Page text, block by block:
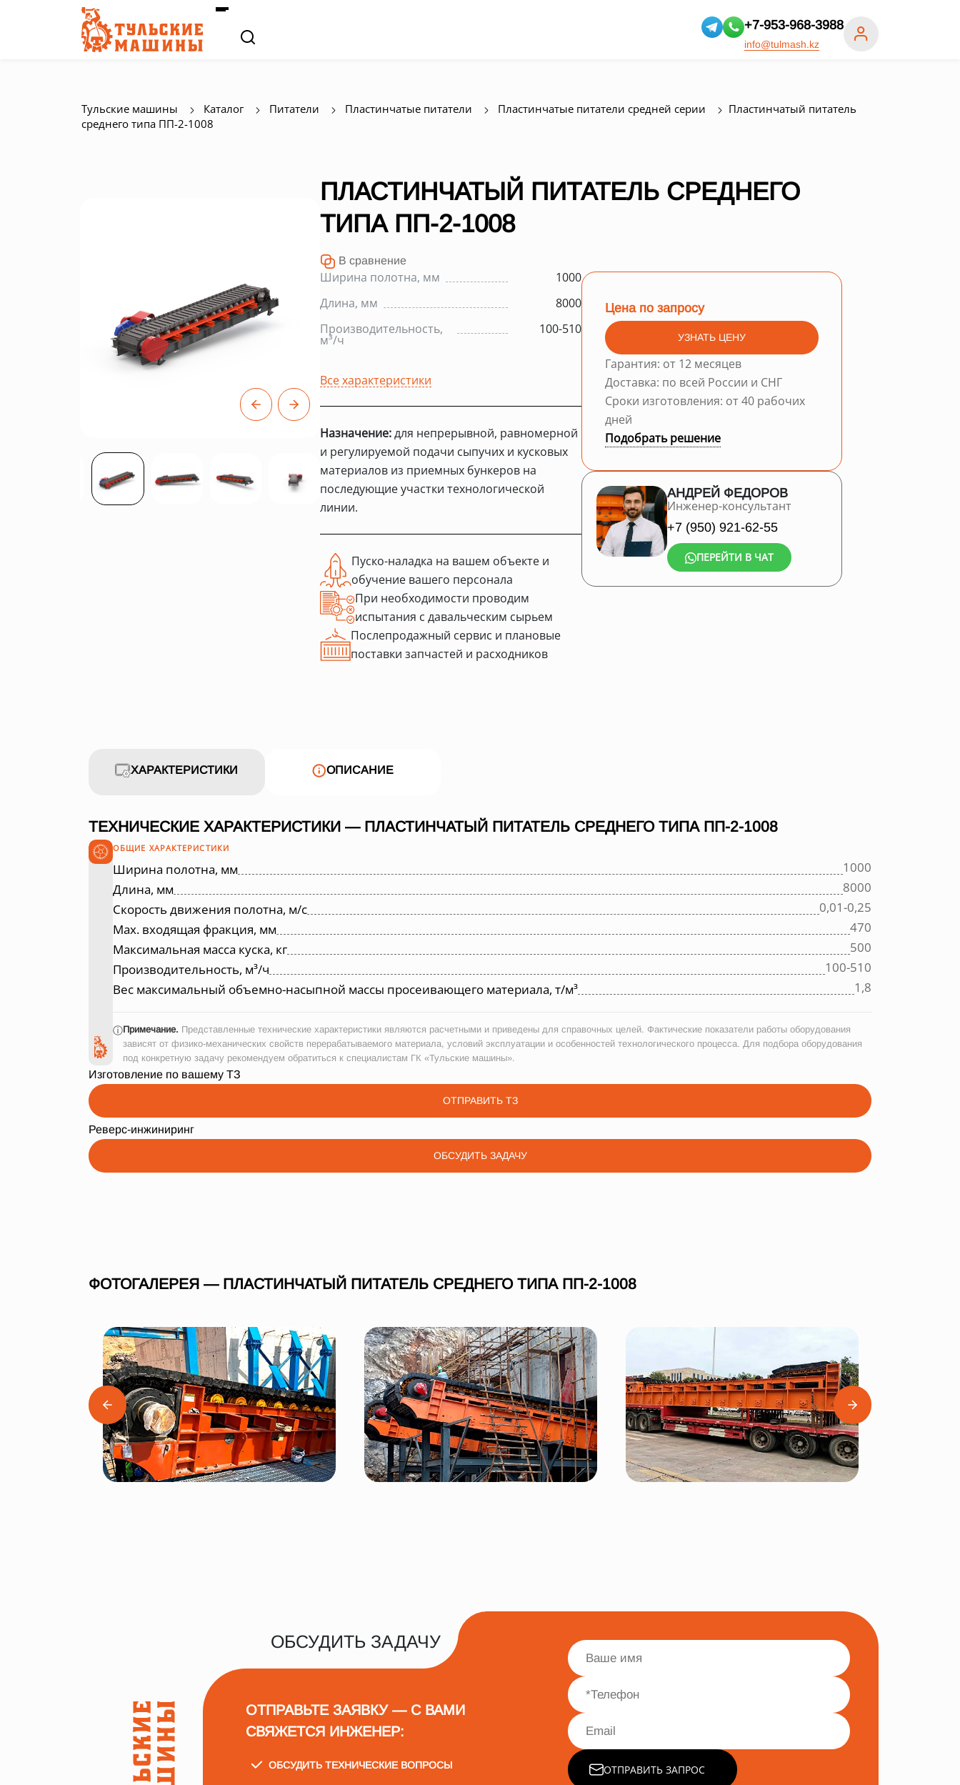
+7-953-968-3988
info@tulmash.kz
Тульские машины Каталог Питатели Пластинчатые питатели Пластинчатые питатели средней серии
Пластинчатый питатель
среднего типа ПП-2-1008
ПЛАСТИНЧАТЫЙ ПИТАТЕЛЬ СРЕДНЕГО
ТИПА ПП-2-1008
В сравнение
Ширина полотна, мм
1000
Длина, мм
8000
Производительность,
м³/ч
100-510
Все характеристики
Назначение:для непрерывной, равномерной
и регулируемой подачи сыпучих и кусковых
материалов из приемных бункеров на
последующие участки технологической
линии.
Пуско-наладка на вашем объекте и
обучение вашего персонала
При необходимости проводим
испытания с давальческим сырьем
Послепродажный сервис и плановые
поставки запчастей и расходников
Цена по запросу
УЗНАТЬ ЦЕНУ
Гарантия: от 12 месяцев
Доставка: по всей России и СНГ
Сроки изготовления: от 40 рабочих
дней
Подобрать решение
АНДРЕЙ ФЕДОРОВ
Инженер-консультант
+7 (950) 921-62-55
ПЕРЕЙТИ В ЧАТ
ХАРАКТЕРИСТИКИ ОПИСАНИЕ
ТЕХНИЧЕСКИЕ ХАРАКТЕРИСТИКИ — ПЛАСТИНЧАТЫЙ ПИТАТЕЛЬ СРЕДНЕГО ТИПА ПП-2-1008
ОБЩИЕ ХАРАКТЕРИСТИКИ
Ширина полотна, мм
1000
Длина, мм
8000
Скорость движения полотна, м/с
0,01-0,25
Max. входящая фракция, мм
470
Максимальная масса куска, кг
500
Производительность, м³/ч
100-510
Вес максимальный объемно-насыпной массы просеивающего материала, т/м³
1,8
ⓘПримечание. Представленные технические характеристики являются расчетными и приведены для справочных целей. Фактические показатели работы оборудования
зависят от физико-механических свойств перерабатываемого материала, условий эксплуатации и особенностей технологического процесса. Для подбора оборудования
под конкретную задачу рекомендуем обратиться к специалистам ГК «Тульские машины».
Изготовление по вашему ТЗ
ОТПРАВИТЬ ТЗ
Реверс-инжиниринг
ОБСУДИТЬ ЗАДАЧУ
ФОТОГАЛЕРЕЯ — ПЛАСТИНЧАТЫЙ ПИТАТЕЛЬ СРЕДНЕГО ТИПА ПП-2-1008
ОБСУДИТЬ ЗАДАЧУ
ОТПРАВЬТЕ ЗАЯВКУ — С ВАМИ
СВЯЖЕТСЯ ИНЖЕНЕР:
ОБСУДИТЬ ТЕХНИЧЕСКИЕ ВОПРОСЫ ОТПРАВИТЬ ЗАПРОС